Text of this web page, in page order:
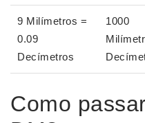
9 Milímetros =
0.09
Decímetros
1000
Como